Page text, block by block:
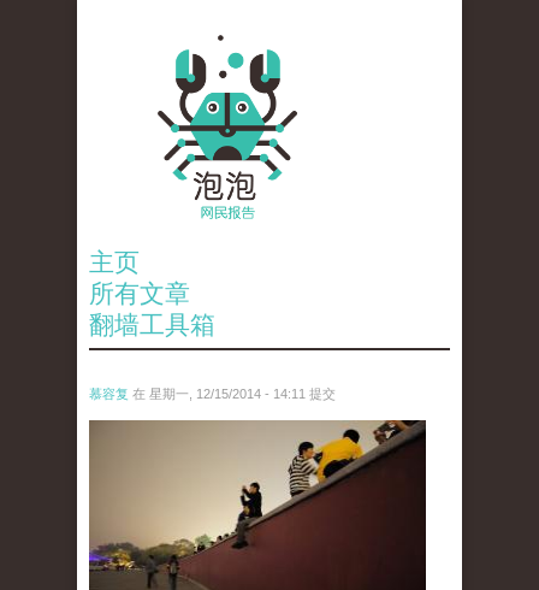
主页
所有文章
翻墙工具箱
慕容复 在 星期一, 12/15/2014 - 14:11 提交
4001698746_b2e8924b96_z.jpg